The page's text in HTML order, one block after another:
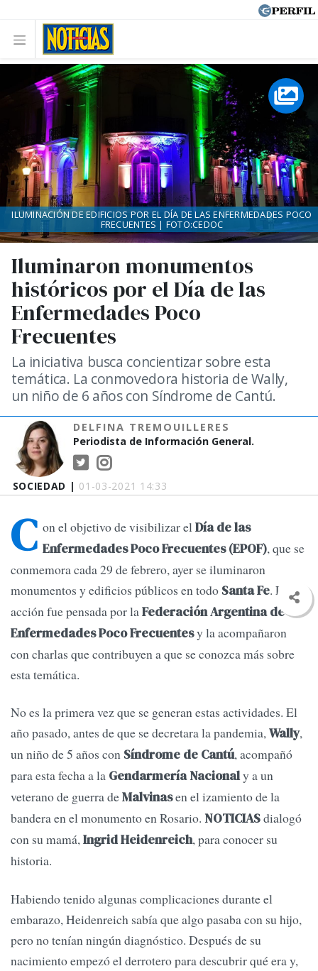
SOCIEDAD | 01-03-2021 14:33
Iluminaron monumentos
históricos por el Día de las
Enfermedades Poco
Frecuentes
La iniciativa busca concientizar sobre esta
temática. La conmovedora historia de Wally,
un niño de 6 años con Síndrome de Cantú.
DELFINA TREMOUILLERES
Periodista de Información General.
ILUMINACIÓN DE EDIFICIOS POR EL DÍA DE LAS ENFERMEDADES POCO
FRECUENTES | FOTO:CEDOC
C on el objetivo de visibilizar elDía de las
Enfermedades Poco Frecuentes (EPOF), que se
conmemora cada 29 de febrero, ayer se iluminaron
monumentos y edificios públicos en todo Santa Fe. La
acción fue pensada por laFederación Argentina de
Enfermedades Poco Frecuentesy la acompañaron
con charlas que contribuyen a que se conozca más sobre
esta temática.
No es la primera vez que se generan estas actividades. El
año pasado, antes de que se decretara la pandemia,Wally,
un niño de 5 años con Síndrome de Cantú, acompañó
para esta fecha a la Gendarmería Nacionaly a un
veterano de guerra deMalvinasen el izamiento de la
bandera en el monumento en Rosario. NOTICIASdialogó
con su mamá,Ingrid Heidenreich, para conocer su
historia.
Habiendo tenido algunas complicaciones durante el
embarazo, Heidenreich sabía que algo pasaba con su hijo,
pero no tenían ningún diagnóstico. Después de su
nacimiento empezó el derrotero para descubrir qué era y,